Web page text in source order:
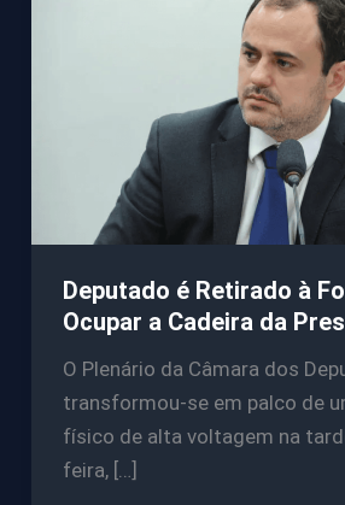
Deputado é Retirado à
Ocupar a Cadeira da
O Plenário da Câmara dos
transformou-se em palco de
físico de alta voltagem na
feira, […]